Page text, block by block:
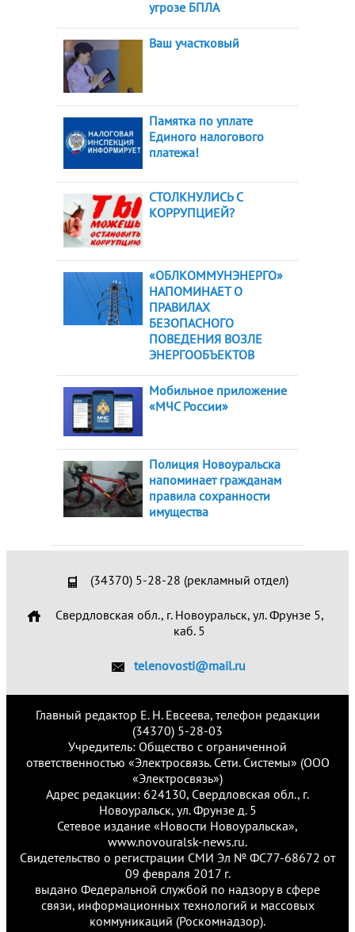
угрозе БПЛА
Ваш участковый
Памятка по уплате
Единого налогового
платежа!
СТОЛКНУЛИСЬ С
КОРРУПЦИЕЙ?
«ОБЛКОММУНЭНЕРГО»
НАПОМИНАЕТ О
ПРАВИЛАХ
БЕЗОПАСНОГО
ПОВЕДЕНИЯ ВОЗЛЕ
ЭНЕРГООБЪЕКТОВ
Мобильное приложение
«МЧС России»
Полиция Новоуральска
напоминает гражданам
правила сохранности
имущества
(34370) 5-28-28 (рекламный отдел)
Свердловская обл., г. Новоуральск, ул. Фрунзе 5,
каб. 5
telenovosti@mail.ru
Главный редактор Е. Н. Евсеева, телефон редакции
(34370) 5-28-03
Учредитель: Общество с ограниченной
ответственностью «Электросвязь. Сети. Системы» (ООО
«Электросвязь»)
Адрес редакции: 624130, Свердловская обл., г.
Новоуральск, ул. Фрунзе д. 5
Сетевое издание «Новости Новоуральска»,
www.novouralsk-news.ru.
Свидетельство о регистрации СМИ Эл № ФС77-68672 от
09 февраля 2017 г.
выдано Федеральной службой по надзору в сфере
связи, информационных технологий и массовых
коммуникаций (Роскомнадзор).